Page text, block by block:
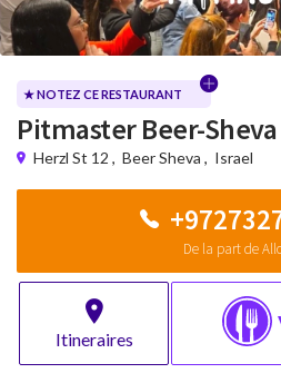
★ NOTEZ CE RESTAURANT
Pitmaster Beer-Sheva
Herzl St 12 , Beer Sheva , Israel
De la part de
Itineraires